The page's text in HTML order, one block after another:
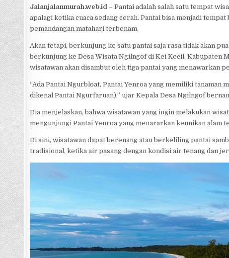
Jalanjalanmurah.web.id –Pantai adalah salah satu tempat
apalagi ketika cuaca sedang cerah. Pantai bisa menjadi
pemandangan matahari terbenam.
Akan tetapi, berkunjung ke satu pantai saja rasa tidak akan
berkunjung ke Desa Wisata Ngilngof di Kei Kecil, Kabupaten
wisatawan akan disambut oleh tiga pantai yang menawarkan
“Ada Pantai Ngurbloat, Pantai Yenroa yang memiliki tanaman
dikenal Pantai Ngurfaruan),” ujar Kepala Desa Ngilngof
Dia menjelaskan, bahwa wisatawan yang ingin melakukan
mengunjungi Pantai Yenroa yang menararkan keunikan alam
Di sini, wisatawan dapat berenang atau berkeliling pantai
tradisional, ketika air pasang dengan kondisi air tenang dan